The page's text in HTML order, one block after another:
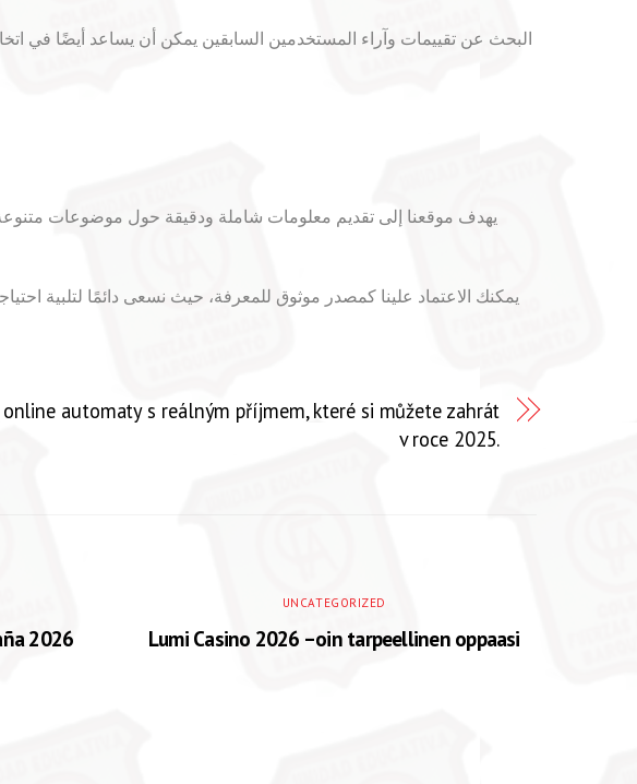
البحث عن تقييمات وآراء المستخدمين السابقين يمكن أن يساعد أيضًا في
يهدف موقعنا إلى تقديم معلومات شاملة ودقيقة حول موضوعات
يمكنك الاعتماد علينا كمصدر موثوق للمعرفة، حيث نسعى دائمًا لتلبية
online automaty s reálným příjmem, které si můžete zahrát
v roce 2025.
2026
UNCATEGORIZED
Lumi Casino 2026 –oin tarpeellinen oppaasi